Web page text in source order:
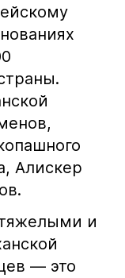
Алискер
и
— это